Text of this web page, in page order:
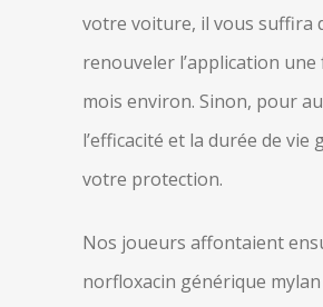
votre voiture, il vous suffira
renouveler l’application
mois environ. Sinon, pour
l’efficacité et la durée de vie
votre protection.
Nos joueurs affontaient
norfloxacin générique